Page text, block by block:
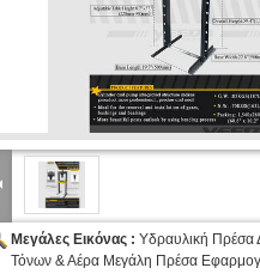
Μεγάλες Εικόνας : Υδραυλική Πρέσα
Τόνων & Αέρα Μεγάλη Πρέσα